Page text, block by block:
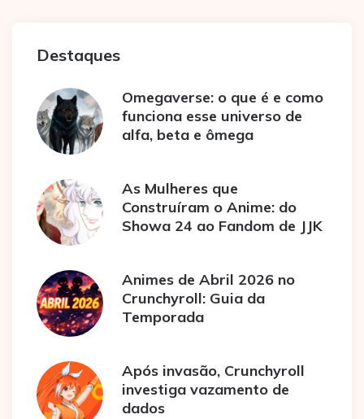
Destaques
Omegaverse: o que é e como
funciona esse universo de
alfa, beta e ômega
As Mulheres que
Construíram o Anime: do
Showa 24 ao Fandom de JJK
Animes de Abril 2026 no
Crunchyroll: Guia da
Temporada
Após invasão, Crunchyroll
investiga vazamento de
dados